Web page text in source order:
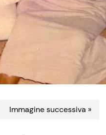
Immagine successiva »